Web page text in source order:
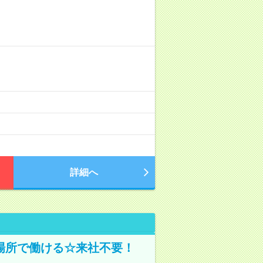
詳細へ
所で働ける☆来社不要！